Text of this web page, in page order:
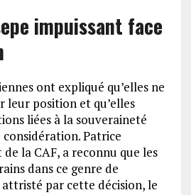
impuissant face
ont expliqué qu’elles ne
leur position et qu’elles
liées à la souveraineté
Patrice
la CAF, a reconnu que les
dans ce genre de
par cette décision, le